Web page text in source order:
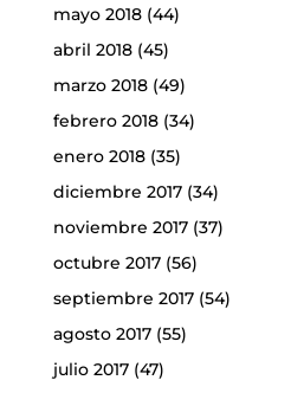
mayo 2018(44)
abril 2018(45)
marzo 2018(49)
febrero 2018(34)
enero 2018(35)
diciembre 2017(34)
noviembre 2017(37)
octubre 2017(56)
septiembre 2017(54)
agosto 2017(55)
julio 2017(47)